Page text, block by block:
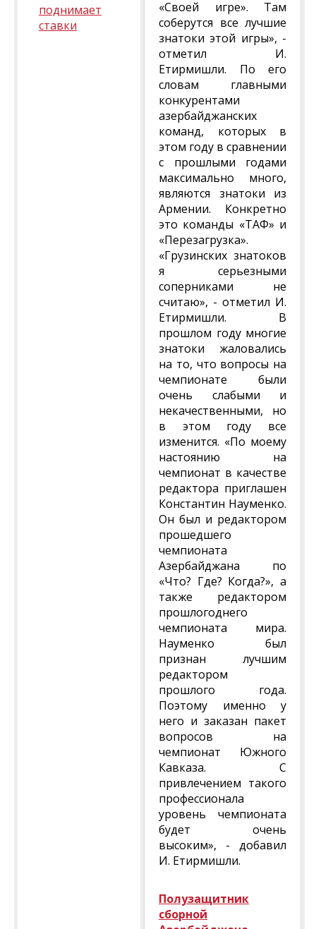
поднимает
ставки
«Своей игре». Там
соберутся все лучшие
знатоки этой игры», -
отметил И.
Етирмишли. По его
словам главными
конкурентами
азербайджанских
команд, которых в
этом году в сравнении
с прошлыми годами
максимально много,
являются знатоки из
Армении. Конкретно
это команды «ТАФ» и
«Перезагрузка».
«Грузинских знатоков
я серьезными
соперниками не
считаю», - отметил И.
Етирмишли. В
прошлом году многие
знатоки жаловались
на то, что вопросы на
чемпионате были
очень слабыми и
некачественными, но
в этом году все
изменится. «По моему
настоянию на
чемпионат в качестве
редактора приглашен
Константин Науменко.
Он был и редактором
прошедшего
чемпионата
Азербайджана по
«Что? Где? Когда?», а
также редактором
прошлогоднего
чемпионата мира.
Науменко был
признан лучшим
редактором
прошлого года.
Поэтому именно у
него и заказан пакет
вопросов на
чемпионат Южного
Кавказа. С
привлечением такого
профессионала
уровень чемпионата
будет очень
высоким», - добавил
И. Етирмишли.
Полузащитник
сборной